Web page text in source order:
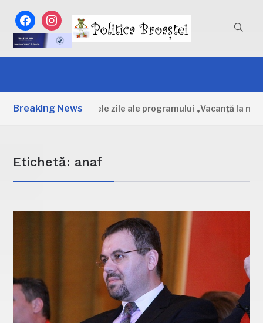
facebookinstagram
Breaking News
Dâmbovița: Primele zile ale programului „Vacanță la
Etichetă: anaf